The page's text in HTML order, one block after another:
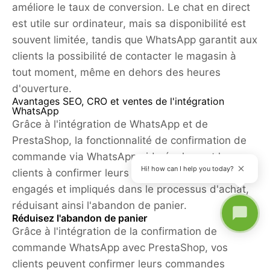
améliore le taux de conversion. Le chat en direct
est utile sur ordinateur, mais sa disponibilité est
souvent limitée, tandis que WhatsApp garantit aux
clients la possibilité de contacter le magasin à
tout moment, même en dehors des heures
d'ouverture.
Avantages SEO, CRO et ventes de l'intégration
WhatsApp
Grâce à l'intégration de WhatsApp et de
PrestaShop, la fonctionnalité de confirmation de
commande via WhatsApp aide également les
clients à confirmer leurs commandes et à rester
engagés et impliqués dans le processus d'achat,
réduisant ainsi l'abandon de panier.
Réduisez l'abandon de panier
Grâce à l'intégration de la confirmation de
commande WhatsApp avec PrestaShop, vos
clients peuvent confirmer leurs commandes
Hi! how can I help you today?